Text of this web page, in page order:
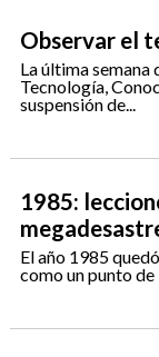
Observar el
La última
Tecnología,
suspensión de...
1985:
El año 1985
como un punto